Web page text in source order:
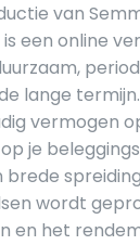
van
een online
lange termijn.
vermogen
je
brede
wordt
en het